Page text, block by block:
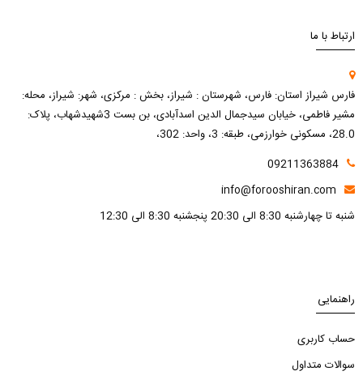
ارتباط با ما
فارس شیراز استان: فارس، شهرستان : شیراز، بخش : مرکزی، شهر: شیراز، محله:
مشیر فاطمی، خیابان سیدجمال الدین اسدآبادی، بن بست 3شهیدشهاب، پلاک:
28.0، مسکونی خوارزمی، طبقه: 3، واحد: 302،
09211363884
info@forooshiran.com
شنبه تا چهارشنبه 8:30 الی 20:30 پنجشنبه 8:30 الی 12:30
راهنمایی
حساب کاربری
سوالات متداول